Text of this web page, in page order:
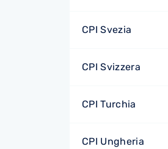
CPI Svezia
CPI Svizzera
CPI Turchia
CPI Ungheria